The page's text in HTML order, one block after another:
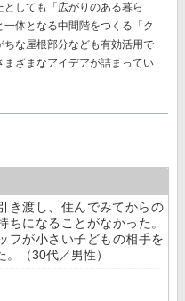
しても「広がりのある暮ら
体となる中間階をつくる 「ク
な屋根部分なども有効活用で
まざまなアイデアが詰まってい
き渡し、住んでみてからの
ちになることがなかった。
フが小さい子どもの相手を
（30代／男性）